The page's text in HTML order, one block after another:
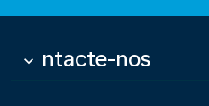
Contacte-nos
keyboard_arrow_down